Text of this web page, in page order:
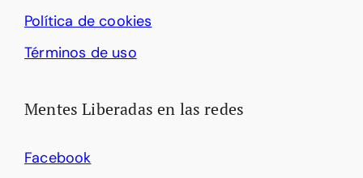
Política de cookies
Términos de uso
Mentes Liberadas en las redes
Facebook